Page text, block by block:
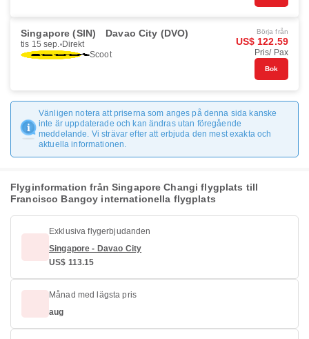
Singapore (SIN) Davao City (DVO)
tis 15 sep. Direkt
Scoot
Börja från
US$ 122.59
Pris/ Pax
Bok
Vänligen notera att priserna som anges på denna sida kanske
inte är uppdaterade och kan ändras utan föregående
meddelande. Vi strävar efter att erbjuda den mest exakta och
aktuella informationen.
Flyginformation från Singapore Changi flygplats till
Francisco Bangoy internationella flygplats
Exklusiva flygerbjudanden
Singapore - Davao City
US$ 113.15
Månad med lägsta pris
aug